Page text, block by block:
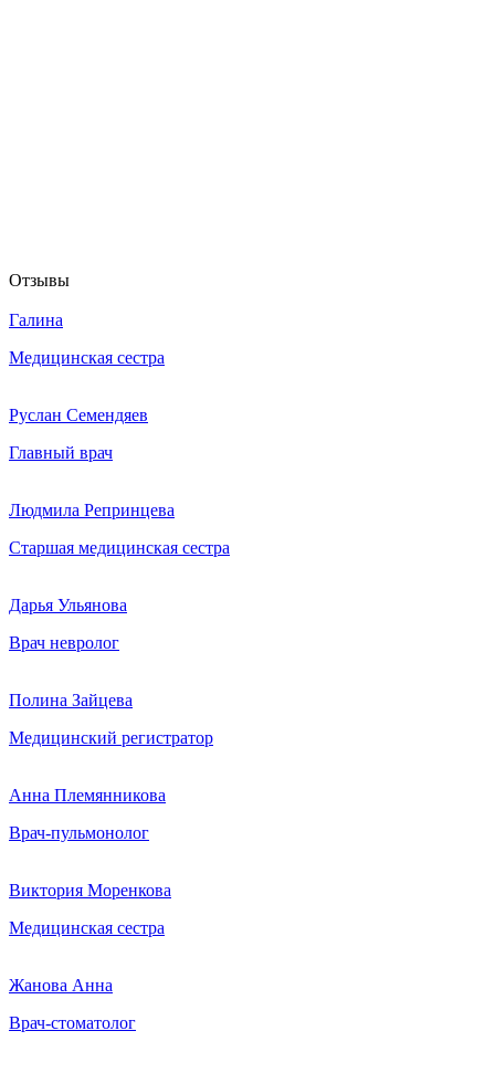
Отзывы
Галина
Медицинская сестра
Руслан Семендяев
Главный врач
Людмила Репринцева
Старшая медицинская сестра
Дарья Ульянова
Врач невролог
Полина Зайцева
Медицинский регистратор
Анна Племянникова
Врач-пульмонолог
Виктория Моренкова
Медицинская сестра
Жанова Анна
Врач-стоматолог